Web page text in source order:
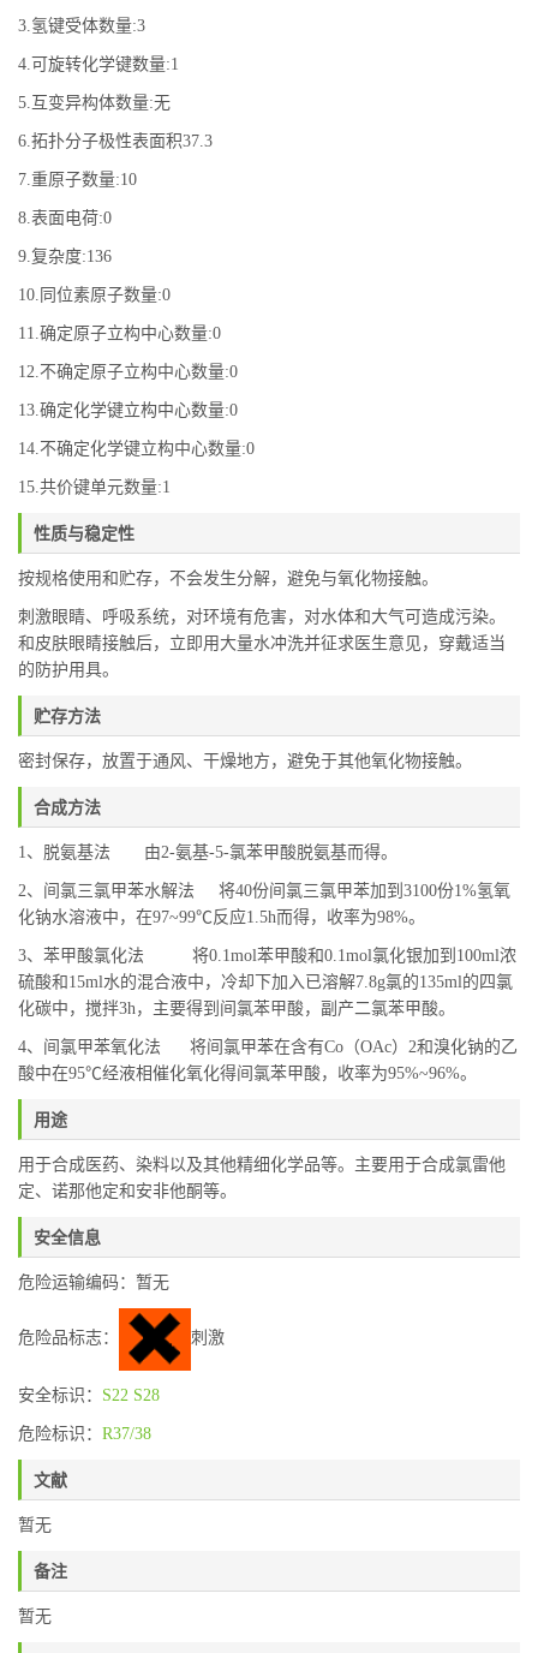
3.氢键受体数量:3
4.可旋转化学键数量:1
5.互变异构体数量:无
6.拓扑分子极性表面积37.3
7.重原子数量:10
8.表面电荷:0
9.复杂度:136
10.同位素原子数量:0
11.确定原子立构中心数量:0
12.不确定原子立构中心数量:0
13.确定化学键立构中心数量:0
14.不确定化学键立构中心数量:0
15.共价键单元数量:1
性质与稳定性
按规格使用和贮存，不会发生分解，避免与氧化物接触。
刺激眼睛、呼吸系统，对环境有危害，对水体和大气可造成污染。
和皮肤眼睛接触后，立即用大量水冲洗并征求医生意见，穿戴适当
的防护用具。
贮存方法
密封保存，放置于通风、干燥地方，避免于其他氧化物接触。
合成方法
1、脱氨基法 由2-氨基-5-氯苯甲酸脱氨基而得。
2、间氯三氯甲苯水解法 将40份间氯三氯甲苯加到3100份1%氢氧
化钠水溶液中，在97~99℃反应1.5h而得，收率为98%。
3、苯甲酸氯化法 将0.1mol苯甲酸和0.1mol氯化银加到100ml浓
硫酸和15ml水的混合液中，冷却下加入已溶解7.8g氯的135ml的四氯
化碳中，搅拌3h，主要得到间氯苯甲酸，副产二氯苯甲酸。
4、间氯甲苯氧化法 将间氯甲苯在含有Co（OAc）2和溴化钠的乙
酸中在95℃经液相催化氧化得间氯苯甲酸，收率为95%~96%。
用途
用于合成医药、染料以及其他精细化学品等。主要用于合成氯雷他
定、诺那他定和安非他酮等。
安全信息
危险运输编码：暂无
危险品标志： 刺激
安全标识： S22 S28
危险标识： R37/38
文献
暂无
备注
暂无